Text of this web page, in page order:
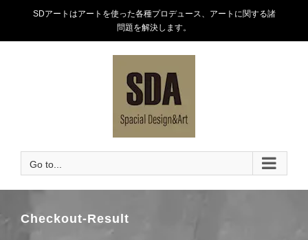
SDアートはアートを使った各種プロデュース、アートに関する諸
問題を解決します。
Go to...
Checkout-Result